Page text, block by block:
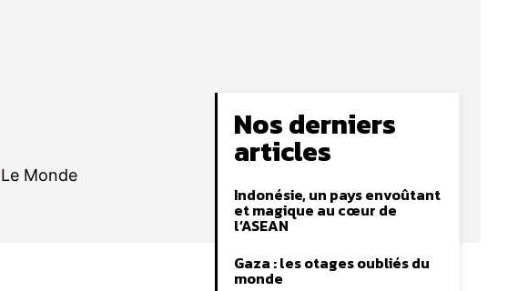
Le Monde
Nos derniers
articles
Indonésie, un pays envoûtant
et magique au cœur de
l’ASEAN
Gaza : les otages oubliés du
monde